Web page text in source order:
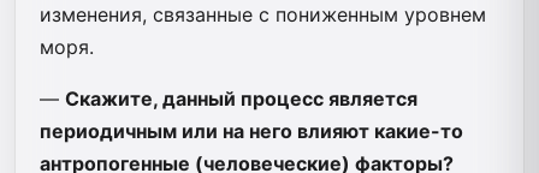
изменения, связанные с пониженным уровнем
моря.
— Скажите, данный процесс является
периодичным или на него влияют какие-то
антропогенные (человеческие) факторы?